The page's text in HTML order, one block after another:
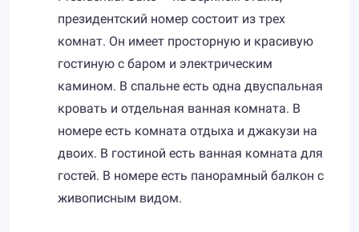
президентский номер состоит из трех
комнат. Он имеет просторную и красивую
гостиную с баром и электрическим
камином. В спальне есть одна двуспальная
кровать и отдельная ванная комната. В
номере есть комната отдыха и джакузи на
двоих. В гостиной есть ванная комната для
гостей. В номере есть панорамный балкон с
живописным видом.